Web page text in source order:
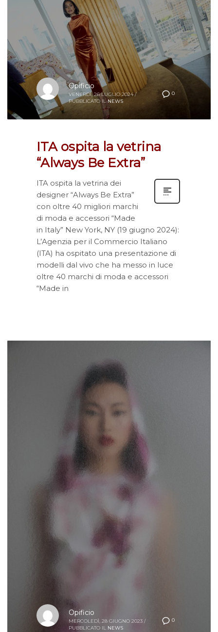
0
Opificio
VENERDÌ, 26 LUGLIO 2024 /
PUBBLICATO IL NEWS
ITA ospita la vetrina
“Always Be Extra”
ITA ospita la vetrina dei
designer “Always Be Extra”
con oltre 40 migliori marchi
di moda e accessori “Made
in Italy” New York, NY (19 giugno 2024):
L’Agenzia per il Commercio Italiano
(ITA) ha ospitato una presentazione di
modelli dal vivo che ha messo in luce
oltre 40 marchi di moda e accessori
“Made in
0
Opificio
MERCOLEDÌ, 28 GIUGNO 2023 /
PUBBLICATO IL NEWS